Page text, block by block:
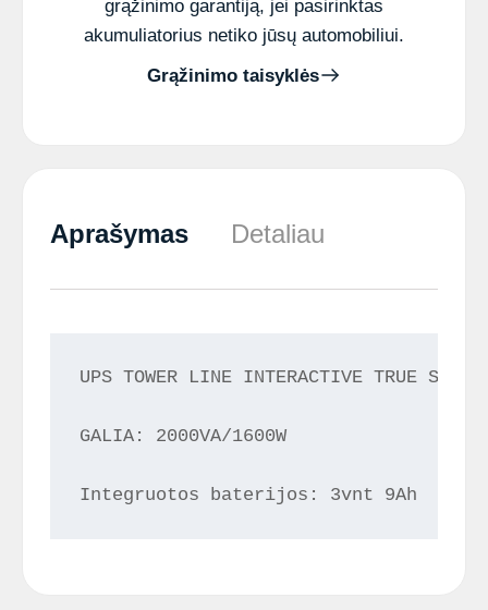
grąžinimo garantiją, jei pasirinktas
akumuliatorius netiko jūsų automobiliui.
Grąžinimo taisyklės
Aprašymas Detaliau
UPS TOWER LINE INTERACTIVE TRUE SINUS
GALIA: 2000VA/1600W
Integruotos baterijos: 3vnt 9Ah